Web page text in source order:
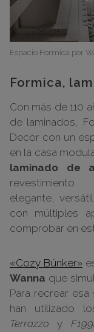
Espacio Formica por
Formica,
Con más de 110
de laminados,
Decor con un
en la casa
laminado de
revestimiento
elegante,
con múltiples
comprobar en
«Cozy Búnker»
Wanna que
Para recrear
han utilizado
Terrazzo y